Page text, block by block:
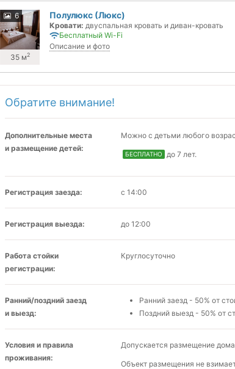
6
35 м2
Полулюкс (Люкс)
Кровати: двуспальная кровать и диван-кровать
Бесплатный Wi-Fi
Описание и фото
Обратите внимание!
Дополнительные места
и размещение детей:
Можно с детьми любого
БЕСПЛАТНО до 7 лет.
Регистрация заезда: с 14:00
Регистрация выезда: до 12:00
Работа стойки
регистрации:
Круглосуточно
Ранний/поздний заезд
и выезд:
Ранний заезд - 50% от
Поздний выезд - 50% от
Условия и правила
проживания:
Допускается размещение
Объект размещения не